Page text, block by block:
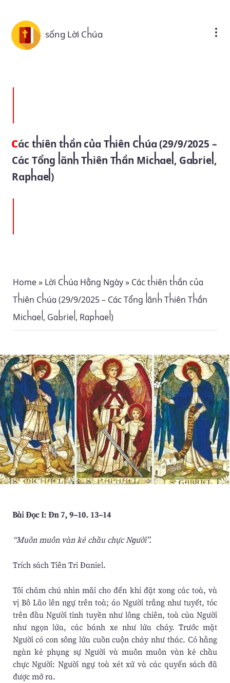
sống Lời Chúa
Các thiên thần của Thiên Chúa (29/9/2025 –
Các Tổng lãnh Thiên Thần Michael, Gabriel,
Raphael)
Home» Lời Chúa Hằng Ngày» Các thiên thần của
Thiên Chúa (29/9/2025 – Các Tổng lãnh Thiên Thần
Michael, Gabriel, Raphael)
Bài Ðọc I: Ðn 7, 9–10. 13–14
“Muôn muôn vàn kẻ chầu chực Người”.
Trích sách Tiên Tri Ðaniel.
Tôi chăm chú nhìn mãi cho đến khi đặt xong các toà, và
vị Bô Lão lên ngự trên toà; áo Người trắng như tuyết, tóc
trên đầu Người tinh tuyền như lông chiên, toà của Người
như ngọn lửa, các bánh xe như lửa cháy. Trước mặt
Người có con sông lửa cuồn cuộn chảy như thác. Có hằng
ngàn kẻ phụng sự Người và muôn muôn vàn kẻ chầu
chực Người: Người ngự toà xét xử và các quyển sách đã
được mở ra.